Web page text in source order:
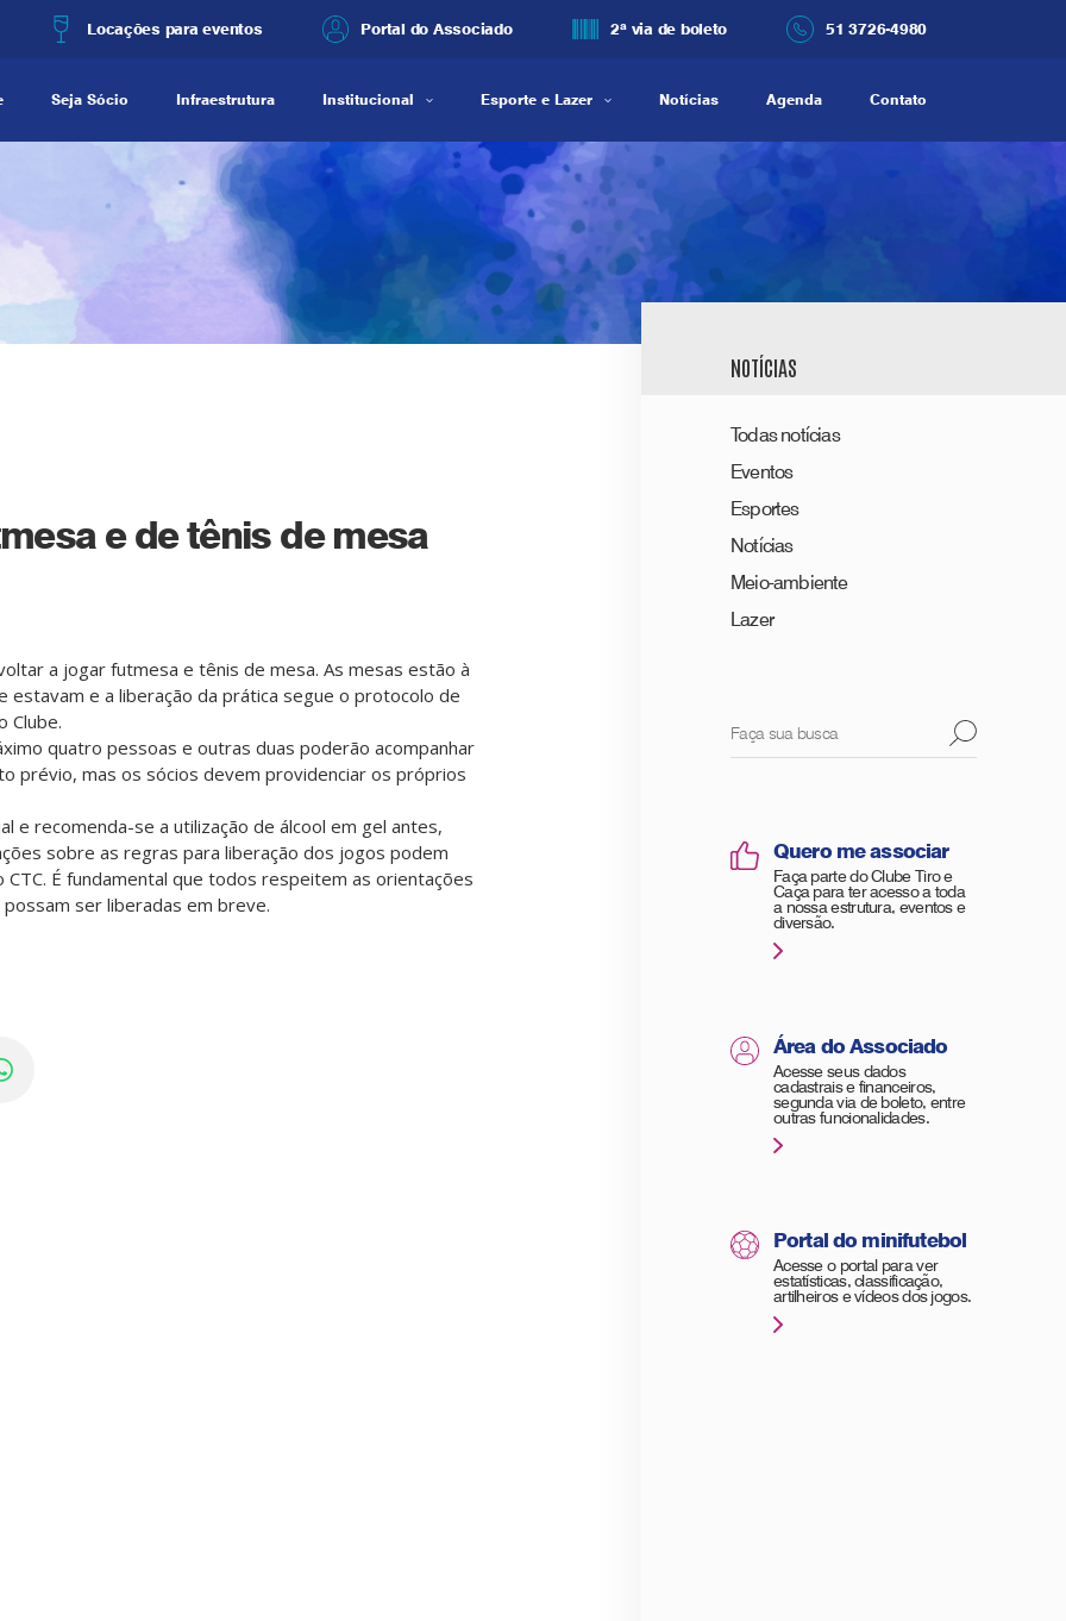
Locações para eventos Portal do Associado 2ª via de boleto 51 3726-4980
Seja Sócio Infraestrutura Institucional Esporte e Lazer Notícias Agenda Contato
e de tênis de mesa
a jogar futmesa e tênis de mesa. As mesas estão à
estavam e a liberação da prática segue o protocolo de
Clube.
quatro pessoas e outras duas poderão acompanhar
prévio, mas os sócios devem providenciar os próprios
e recomenda-se a utilização de álcool em gel antes,
sobre as regras para liberação dos jogos podem
É fundamental que todos respeitem as orientações
ser liberadas em breve.
NOTÍCIAS
Todas notícias
Eventos
Esportes
Notícias
Meio-ambiente
Lazer
Quero me associar
Faça parte do Clube Tiro e
Caça para ter acesso a toda
a nossa estrutura, eventos e
diversão.
Área do Associado
Acesse seus dados
cadastrais e financeiros,
segunda via de boleto, entre
outras funcionalidades.
Portal do minifutebol
Acesse o portal para ver
estatísticas, classificação,
artilheiros e vídeos dos jogos.